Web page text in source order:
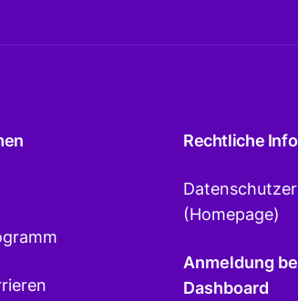
Rechtliche
(Homepage)
Anmeldung
Dashboard